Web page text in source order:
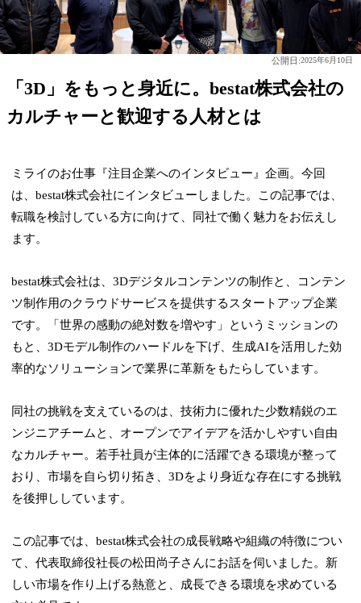
公開日:2025年6月10日
「3D」をもっと身近に。bestat株式会社の
カルチャーと歓迎する人材とは
ミライのお仕事『注目企業へのインタビュー』企画。今回
は、bestat株式会社にインタビューしました。この記事では、
転職を検討している方に向けて、同社で働く魅力をお伝えし
ます。
bestat株式会社は、3Dデジタルコンテンツの制作と、コンテン
ツ制作用のクラウドサービスを提供するスタートアップ企業
です。「世界の感動の絶対数を増やす」というミッションの
もと、3Dモデル制作のハードルを下げ、生成AIを活用した効
率的なソリューションで業界に革新をもたらしています。
同社の挑戦を支えているのは、技術力に優れた少数精鋭のエ
ンジニアチームと、オープンでアイデアを活かしやすい自由
なカルチャー。若手社員が主体的に活躍できる環境が整って
おり、市場を自ら切り拓き、3Dをより身近な存在にする挑戦
を後押ししています。
この記事では、bestat株式会社の成長戦略や組織の特徴につい
て、代表取締役社長の松田尚子さんにお話を伺いました。新
しい市場を作り上げる熱意と、成長できる環境を求めている